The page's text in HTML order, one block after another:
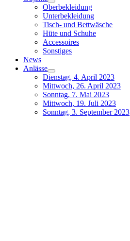
Oberbekleidung
Unterbekleidung
Tisch- und Bettwäsche
Hüte und Schuhe
Accessoires
Sonstiges
News
Anlässe
Dienstag, 4. April 2023
Mittwoch, 26. April 2023
Sonntag, 7. Mai 2023
Mittwoch, 19. Juli 2023
Sonntag, 3. September 2023